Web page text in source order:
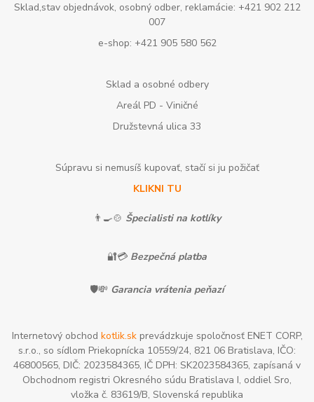
Sklad,stav objednávok, osobný odber, reklamácie: +421 902 212
007
e-shop: +421 905 580 562
Sklad a osobné odbery
Areál PD - Viničné
Družstevná ulica 33
Súpravu si nemusíš kupovať, stačí si ju požičať
KLIKNI TU
👨‍🍳🍲 Špecialisti na kotlíky
🔐💳 Bezpečná platba
🛡️💸 Garancia vrátenia peňazí
Internetový obchod kotlik.skprevádzkuje spoločnosť ENET CORP,
s.r.o., so sídlom Priekopnícka 10559/24, 821 06 Bratislava, IČO:
46800565, DIČ: 2023584365, IČ DPH: SK2023584365, zapísaná v
Obchodnom registri Okresného súdu Bratislava I, oddiel Sro,
vložka č. 83619/B, Slovenská republika